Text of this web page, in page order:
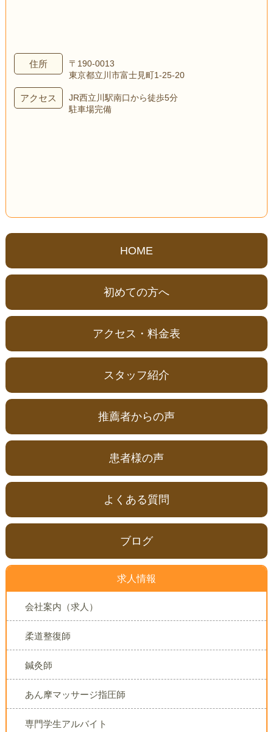
住所
〒190-0013
東京都立川市富士見町1-25-20
アクセス
JR西立川駅南口から徒歩5分
駐車場完備
HOME
初めての方へ
アクセス・料金表
スタッフ紹介
推薦者からの声
患者様の声
よくある質問
ブログ
求人情報
会社案内（求人）
柔道整復師
鍼灸師
あん摩マッサージ指圧師
専門学生アルバイト